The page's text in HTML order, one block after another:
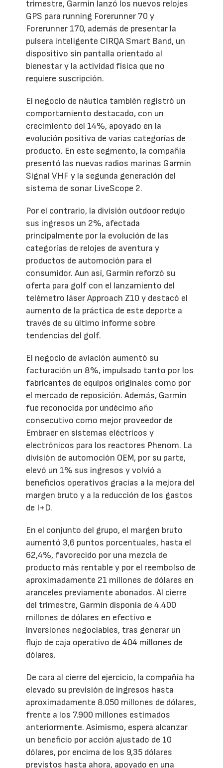
trimestre, Garmin lanzó los nuevos relojes
GPS para running Forerunner 70 y
Forerunner 170, además de presentar la
pulsera inteligente CIRQA Smart Band, un
dispositivo sin pantalla orientado al
bienestar y la actividad física que no
requiere suscripción.
El negocio de náutica también registró un
comportamiento destacado, con un
crecimiento del 14%, apoyado en la
evolución positiva de varias categorías de
producto. En este segmento, la compañía
presentó las nuevas radios marinas Garmin
Signal VHF y la segunda generación del
sistema de sonar LiveScope 2.
Por el contrario, la división outdoor redujo
sus ingresos un 2%, afectada
principalmente por la evolución de las
categorías de relojes de aventura y
productos de automoción para el
consumidor. Aun así, Garmin reforzó su
oferta para golf con el lanzamiento del
telémetro láser Approach Z10 y destacó el
aumento de la práctica de este deporte a
través de su último informe sobre
tendencias del golf.
El negocio de aviación aumentó su
facturación un 8%, impulsado tanto por los
fabricantes de equipos originales como por
el mercado de reposición. Además, Garmin
fue reconocida por undécimo año
consecutivo como mejor proveedor de
Embraer en sistemas eléctricos y
electrónicos para los reactores Phenom. La
división de automoción OEM, por su parte,
elevó un 1% sus ingresos y volvió a
beneficios operativos gracias a la mejora del
margen bruto y a la reducción de los gastos
de I+D.
En el conjunto del grupo, el margen bruto
aumentó 3,6 puntos porcentuales, hasta el
62,4%, favorecido por una mezcla de
producto más rentable y por el reembolso de
aproximadamente 21 millones de dólares en
aranceles previamente abonados. Al cierre
del trimestre, Garmin disponía de 4.400
millones de dólares en efectivo e
inversiones negociables, tras generar un
flujo de caja operativo de 404 millones de
dólares.
De cara al cierre del ejercicio, la compañía ha
elevado su previsión de ingresos hasta
aproximadamente 8.050 millones de dólares,
frente a los 7.900 millones estimados
anteriormente. Asimismo, espera alcanzar
un beneficio por acción ajustado de 10
dólares, por encima de los 9,35 dólares
previstos hasta ahora, apoyado en una